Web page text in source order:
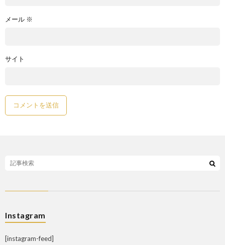
メール ※
サイト
Instagram
[instagram-feed]